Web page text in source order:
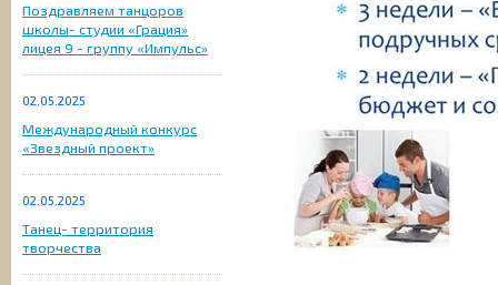
Поздравляем танцоров
школы- студии «Грация»
лицея 9 - группу «Импульс»
02.05.2025
Международный конкурс
«Звездный проект»
02.05.2025
Танец- территория
творчества